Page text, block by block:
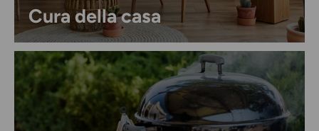
Cura della casa